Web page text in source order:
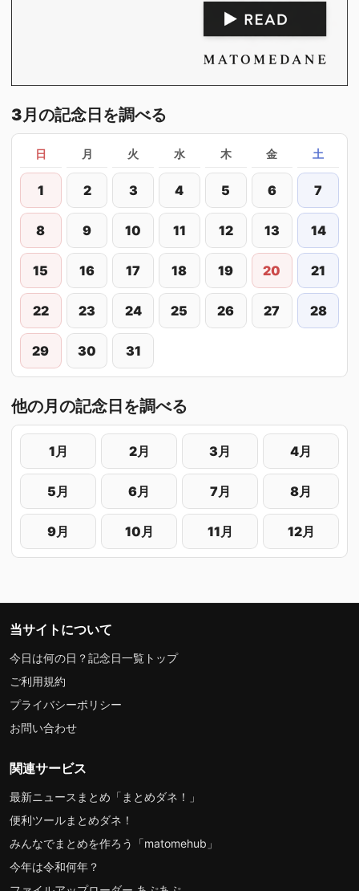
3月の記念日を調べる
日 月 火 水 木 金 土
1 2 3 4 5 6 7
8 9 10 11 12 13 14
15 16 17 18 19 20 21
22 23 24 25 26 27 28
29 30 31
他の月の記念日を調べる
1月 2月 3月 4月
5月 6月 7月 8月
9月 10月 11月 12月
当サイトについて
今日は何の日？記念日一覧トップ
ご利用規約
プライバシーポリシー
お問い合わせ
関連サービス
最新ニュースまとめ「まとめダネ！」
便利ツールまとめダネ！
みんなでまとめを作ろう「matomehub」
今年は令和何年？